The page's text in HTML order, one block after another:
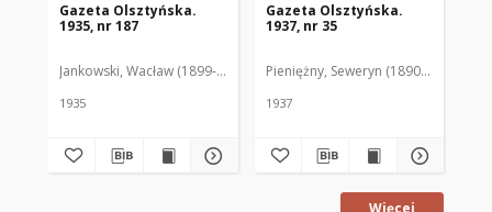
Gazeta Olsztyńska.
1935, nr 187
Jankowski, Wacław (1899-1975). Red.
1935
Gazeta Olsztyńska.
1937, nr 35
Pieniężny, Seweryn (1890-1940). Red.
1937
Więcej